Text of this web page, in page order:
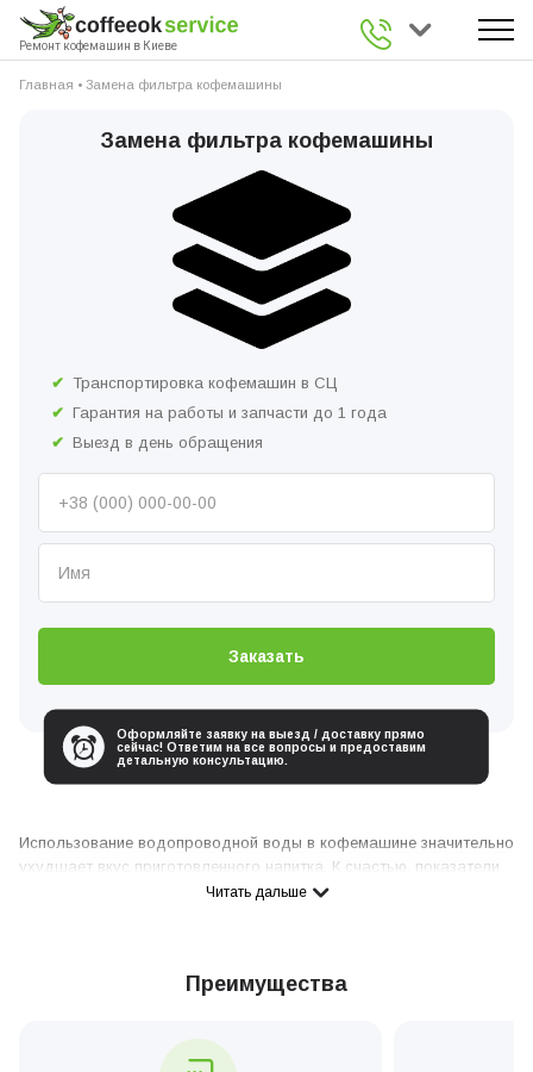
Ремонт кофемашин в Киеве
0 800 336 926
Главная • Замена фильтра кофемашины
Замена фильтра кофемашины
Транспортировка кофемашин в СЦ
Гарантия на работы и запчасти до 1 года
Выезд в день обращения
Заказать
Оформляйте заявку на выезд / доставку прямо
сейчас! Ответим на все вопросы и предоставим
детальную консультацию.
Использование водопроводной воды в кофемашине значительно
ухудшает вкус приготовленного напитка. К счастью, показатели
воды можно улучшить с помощью фильтрации, для этого
Читать дальше
Преимущества